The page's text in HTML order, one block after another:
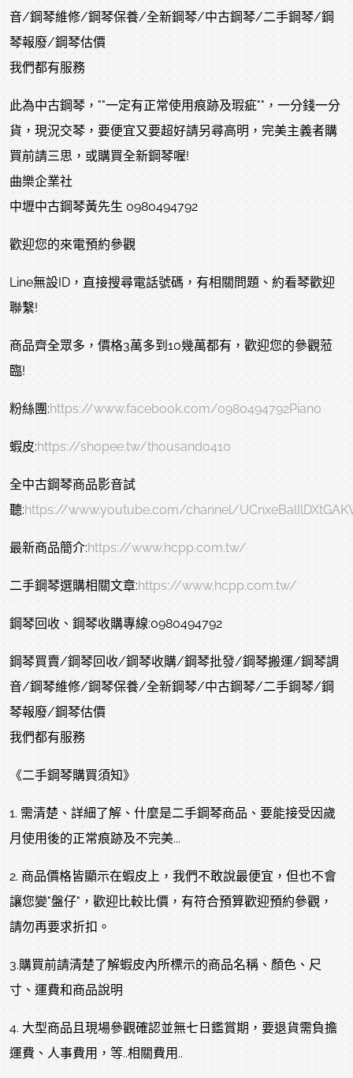
音/鋼琴維修/鋼琴保養/全新鋼琴/中古鋼琴/二手鋼琴/鋼
琴報廢/鋼琴估價
我們都有服務
此為中古鋼琴，""一定有正常使用痕跡及瑕疵""，一分錢一分
貨，現況交琴，要便宜又要超好請另尋高明，完美主義者購
買前請三思，或購買全新鋼琴喔!
曲樂企業社
中壢中古鋼琴黃先生 0980494792
歡迎您的來電預約參觀
Line無設ID，直接搜尋電話號碼，有相關問題、約看琴歡迎
聯繫!
商品齊全眾多，價格3萬多到10幾萬都有，歡迎您的參觀蒞
臨!
粉絲團:https://www.facebook.com/0980494792Piano
蝦皮:https://shopee.tw/thousand0410
全中古鋼琴商品影音試
聽:https://www.youtube.com/channel/
最新商品簡介:https://www.hcpp.com.tw/
二手鋼琴選購相關文章:https://www.hcpp.com.tw/
鋼琴回收、鋼琴收購專線:0980494792
鋼琴買賣/鋼琴回收/鋼琴收購/鋼琴批發/鋼琴搬運/鋼琴調
音/鋼琴維修/鋼琴保養/全新鋼琴/中古鋼琴/二手鋼琴/鋼
琴報廢/鋼琴估價
我們都有服務
《二手鋼琴購買須知》
1. 需清楚、詳細了解、什麼是二手鋼琴商品、要能接受因歲
月使用後的正常痕跡及不完美...
2. 商品價格皆顯示在蝦皮上，我們不敢說最便宜，但也不會
讓您變"盤仔"，歡迎比較比價，有符合預算歡迎預約參觀，
請勿再要求折扣。
3.購買前請清楚了解蝦皮內所標示的商品名稱、顏色、尺
寸、運費和商品說明
4. 大型商品且現場參觀確認並無七日鑑賞期，要退貨需負擔
運費、人事費用，等..相關費用..